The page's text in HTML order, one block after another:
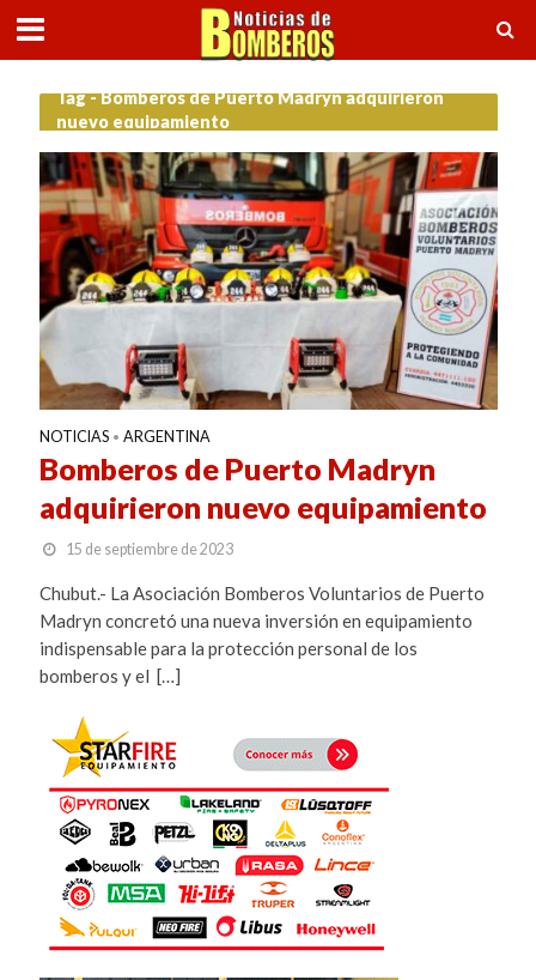
Tag - Bomberos de Puerto Madryn adquirieron
nuevo equipamiento
NOTICIAS • ARGENTINA
Bomberos de Puerto Madryn
adquirieron nuevo equipamiento
15 de septiembre de 2023
Chubut.- La Asociación Bomberos Voluntarios de Puerto
Madryn concretó una nueva inversión en equipamiento
indispensable para la protección personal de los
bomberos y el […]